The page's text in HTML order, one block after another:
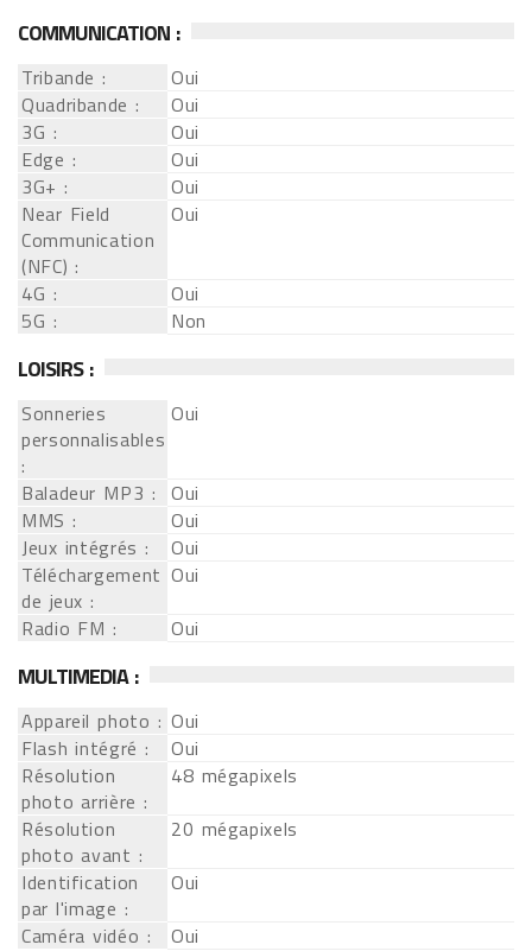
COMMUNICATION :
Tribande :
Oui
Quadribande :
Oui
3G :
Oui
Edge :
Oui
3G+ :
Oui
Near Field
Communication
(NFC) :
Oui
4G :
Oui
5G :
Non
LOISIRS :
Sonneries
personnalisables
:
Oui
Baladeur MP3 : Oui
MMS :
Oui
Jeux intégrés :
Oui
Téléchargement
de jeux :
Oui
Radio FM :
Oui
MULTIMEDIA :
Appareil photo : Oui
Flash intégré :
Oui
Résolution
photo arrière :
48 mégapixels
Résolution
photo avant :
20 mégapixels
Identification
par l'image :
Oui
Caméra vidéo :
Oui